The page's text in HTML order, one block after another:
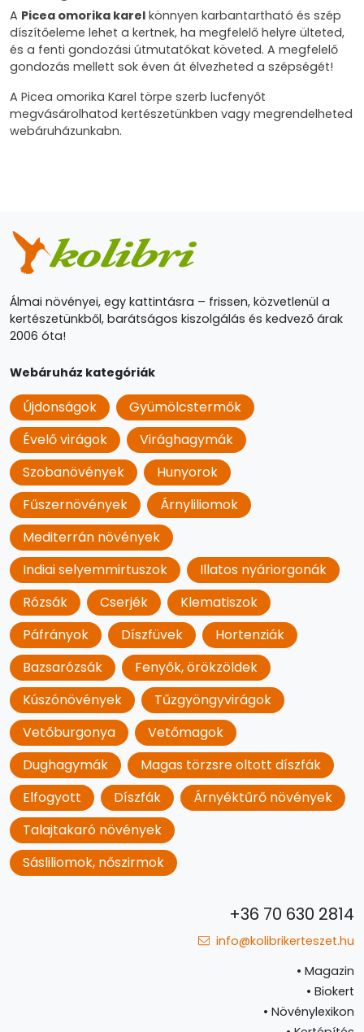
A Picea omorika karel könnyen karbantartható és szép
díszítőeleme lehet a kertnek, ha megfelelő helyre ülteted,
és a fenti gondozási útmutatókat követed. A megfelelő
gondozás mellett sok éven át élvezheted a szépségét!
A Picea omorika Karel törpe szerb lucfenyőt
megvásárolhatod kertészetünkben vagy megrendelheted
webáruházunkabn.
Álmai növényei, egy kattintásra – frissen, közvetlenül a
kertészetünkből, barátságos kiszolgálás és kedvező árak
2006 óta!
Webáruház kategóriák
Újdonságok
Gyümölcstermők
Évelő virágok
Virághagymák
Szobanövények
Hunyorok
Fűszernövények
Árnyliliomok
Mediterrán növények
Indiai selyemmirtuszok
Illatos nyáriorgonák
Rózsák
Cserjék
Klematiszok
Páfrányok
Díszfüvek
Hortenziák
Bazsarózsák
Fenyők, örökzöldek
Kúszónövények
Tűzgyöngyvirágok
Vetőburgonya
Vetőmagok
Dughagymák
Magas törzsre oltott díszfák
Elfogyott
Díszfák
Árnyéktűrő növények
Talajtakaró növények
Sásliliomok, nőszirmok
+36 70 630 2814
info@kolibrikerteszet.hu
• Magazin
• Biokert
• Növénylexikon